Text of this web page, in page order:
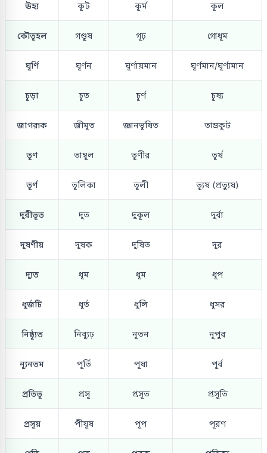
ঊহ্য কূট কূর্ম কূল
কৌতূহল গণ্ডুষ গূঢ় গোধূম
ঘূর্ণি ঘূর্ণন ঘূর্ণায়মান ঘূর্ণমান/ঘূর্ণ্যমান
চূড়া চূত চূর্ণ চূষ্য
জাগরূক জীমূত জ্ঞানভূষিত তাম্রকূট
তূণ তাম্বূল তূণীর তূর্ষ
তূর্ণ তূলিকা তূলী ত্যূষ (প্রত্যুষ)
দূরীভূত দূত দুকূল দূর্বা
দূষণীয় দূষক দূষিত দূর
দ্যূত ধূম ধূম ধূপ
ধূর্জটি ধূর্ত ধূলি ধূসর
নিষ্ঠ্যূত নিব্যূঢ় নূতন নূপুর
ন্যূনতম পূর্তি পূষা পূর্ব
প্রতিভূ প্রসূ প্রসূত প্রসূতি
প্রসূয় পীযূষ পূপ পূরণ